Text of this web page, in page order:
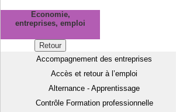
Economie,
entreprises, emploi
Retour
Accompagnement des entreprises
Accès et retour à l’emploi
Alternance - Apprentissage
Contrôle Formation professionnelle